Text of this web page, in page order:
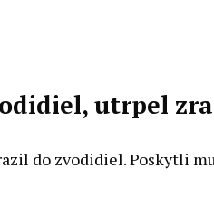
utrpel
do zvodidiel. Poskytli